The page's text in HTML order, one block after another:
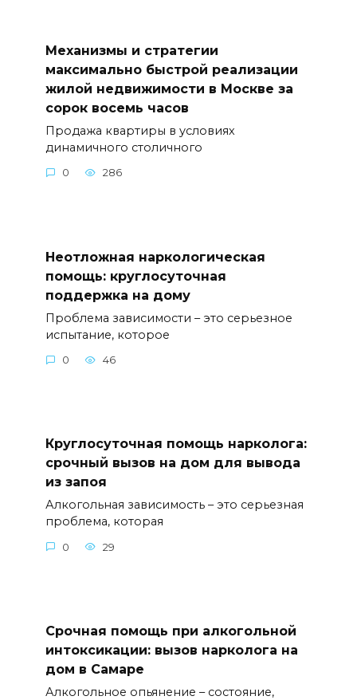
Механизмы и стратегии
максимально быстрой реализации
жилой недвижимости в Москве за
сорок восемь часов
Продажа квартиры в условиях
динамичного столичного
0 286
Неотложная наркологическая
помощь: круглосуточная
поддержка на дому
Проблема зависимости – это серьезное
испытание, которое
0 46
Круглосуточная помощь нарколога:
срочный вызов на дом для вывода
из запоя
Алкогольная зависимость – это серьезная
проблема, которая
0 29
Срочная помощь при алкогольной
интоксикации: вызов нарколога на
дом в Самаре
Алкогольное опьянение – состояние,